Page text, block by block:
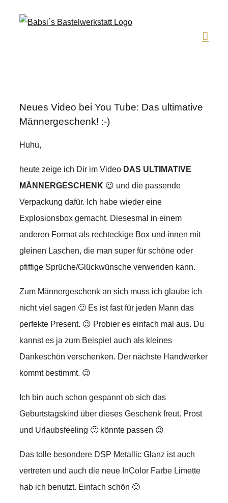
Neues Video bei You Tube: Das ultimative
Männergeschenk! :-)
Huhu,
heute zeige ich Dir im Video DAS ULTIMATIVE
MÄNNERGESCHENK 😉 und die passende
Verpackung dafür. Ich habe wieder eine
Explosionsbox gemacht. Diesesmal in einem
anderen Format als rechteckige Box und innen mit
gleinen Laschen, die man super für schöne oder
pfiffige Sprüche/Glückwünsche verwenden kann.
Zum Männergeschenk an sich muss ich glaube ich
nicht viel sagen 🙂 Es ist fast für jeden Mann das
perfekte Present. 😉 Probier es einfach mal aus. Du
kannst es ja zum Beispiel auch als kleines
Dankeschön verschenken. Der nächste Handwerker
kommt bestimmt. 😉
Ich bin auch schon gespannt ob sich das
Geburtstagskind über dieses Geschenk freut. Prost
und Urlaubsfeeling 🙂 könnte passen 😉
Das tolle besondere DSP Metallic Glanz ist auch
vertreten und auch die neue InColor Farbe Limette
hab ich benutzt. Einfach schön 🙂